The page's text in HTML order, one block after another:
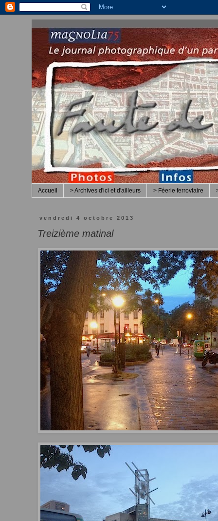
Accueil > Archives d'ici et d'ailleurs > Féerie ferroviaire
vendredi 4 octobre 2013
Treizième matinal